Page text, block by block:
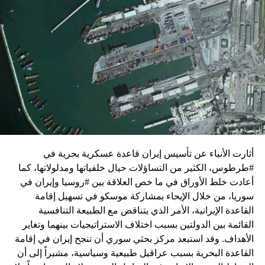
زيارة تأتي في إطار الجهود الدبلوماسية المكثفة التي تبذلها
واشنطن للدفع بالمفاوضات والتوصل إلى اتفاق لوقف لإطلاق
النار في غزة.
ويبدو أن نتنياهو استبق زيارة بلينكن لإسرائيل بالتأكيد على أن
الضغوط يجب أن تتوجه إلى حماس، وليس على حكومته.
كما وقال بيان من مكتب نتنياهو إنه مصر على بقاء القوات
الإسرائيلية في محور فيلادلفيا “لمنع الإرهابيين من إعادة
التسلح”.
وفي هذا السياق، قال الكاتب والباحث السياسي الفلسطيني
جمال زقوت في حديث لـ”سكاي نيوز عربية”:
حماس ليست عقبة في المفاوضات وأي حديث من هذا
القبيل تجني على الموقف الفلسطيني.
المعضلة الأساسية هي أن نتنياهو يعرض المجتمع
الإسرائيلي والمنطقة للخطر.
أثارت الأنباء عن تأسيس إيران قاعدة عسكرية بحرية في
#طرطوس، الكثير من التساؤلات حيال خلفياتها ومدلولاتها، كما
أعادت خلط الأوراق في ما خص العلاقة بين #روسيا وإيران في
سوريا، من خلال الإيحاء بمشاركة موسكو في تسهيل إقامة
القاعدة الإيرانية، الأمر الذي يتناقض مع الطبيعة التنافسية
القائمة بين الدولتين بسبب اختلاف الاستراتيجيات بينهما وتغاير
الأهداف. وقد استبعد مركز بحثي سوري أن تنجح إيران في إقامة
القاعدة البحرية بسبب عراقيل طبيعية وسياسية، مشيراً إلى أن